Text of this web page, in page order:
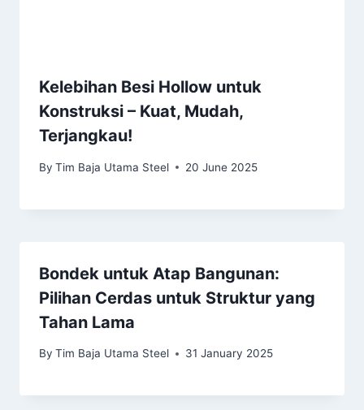
Kelebihan Besi Hollow untuk
Konstruksi – Kuat, Mudah,
Terjangkau!
By Tim Baja Utama Steel 20 June 2025
Bondek untuk Atap Bangunan:
Pilihan Cerdas untuk Struktur yang
Tahan Lama
By Tim Baja Utama Steel 31 January 2025